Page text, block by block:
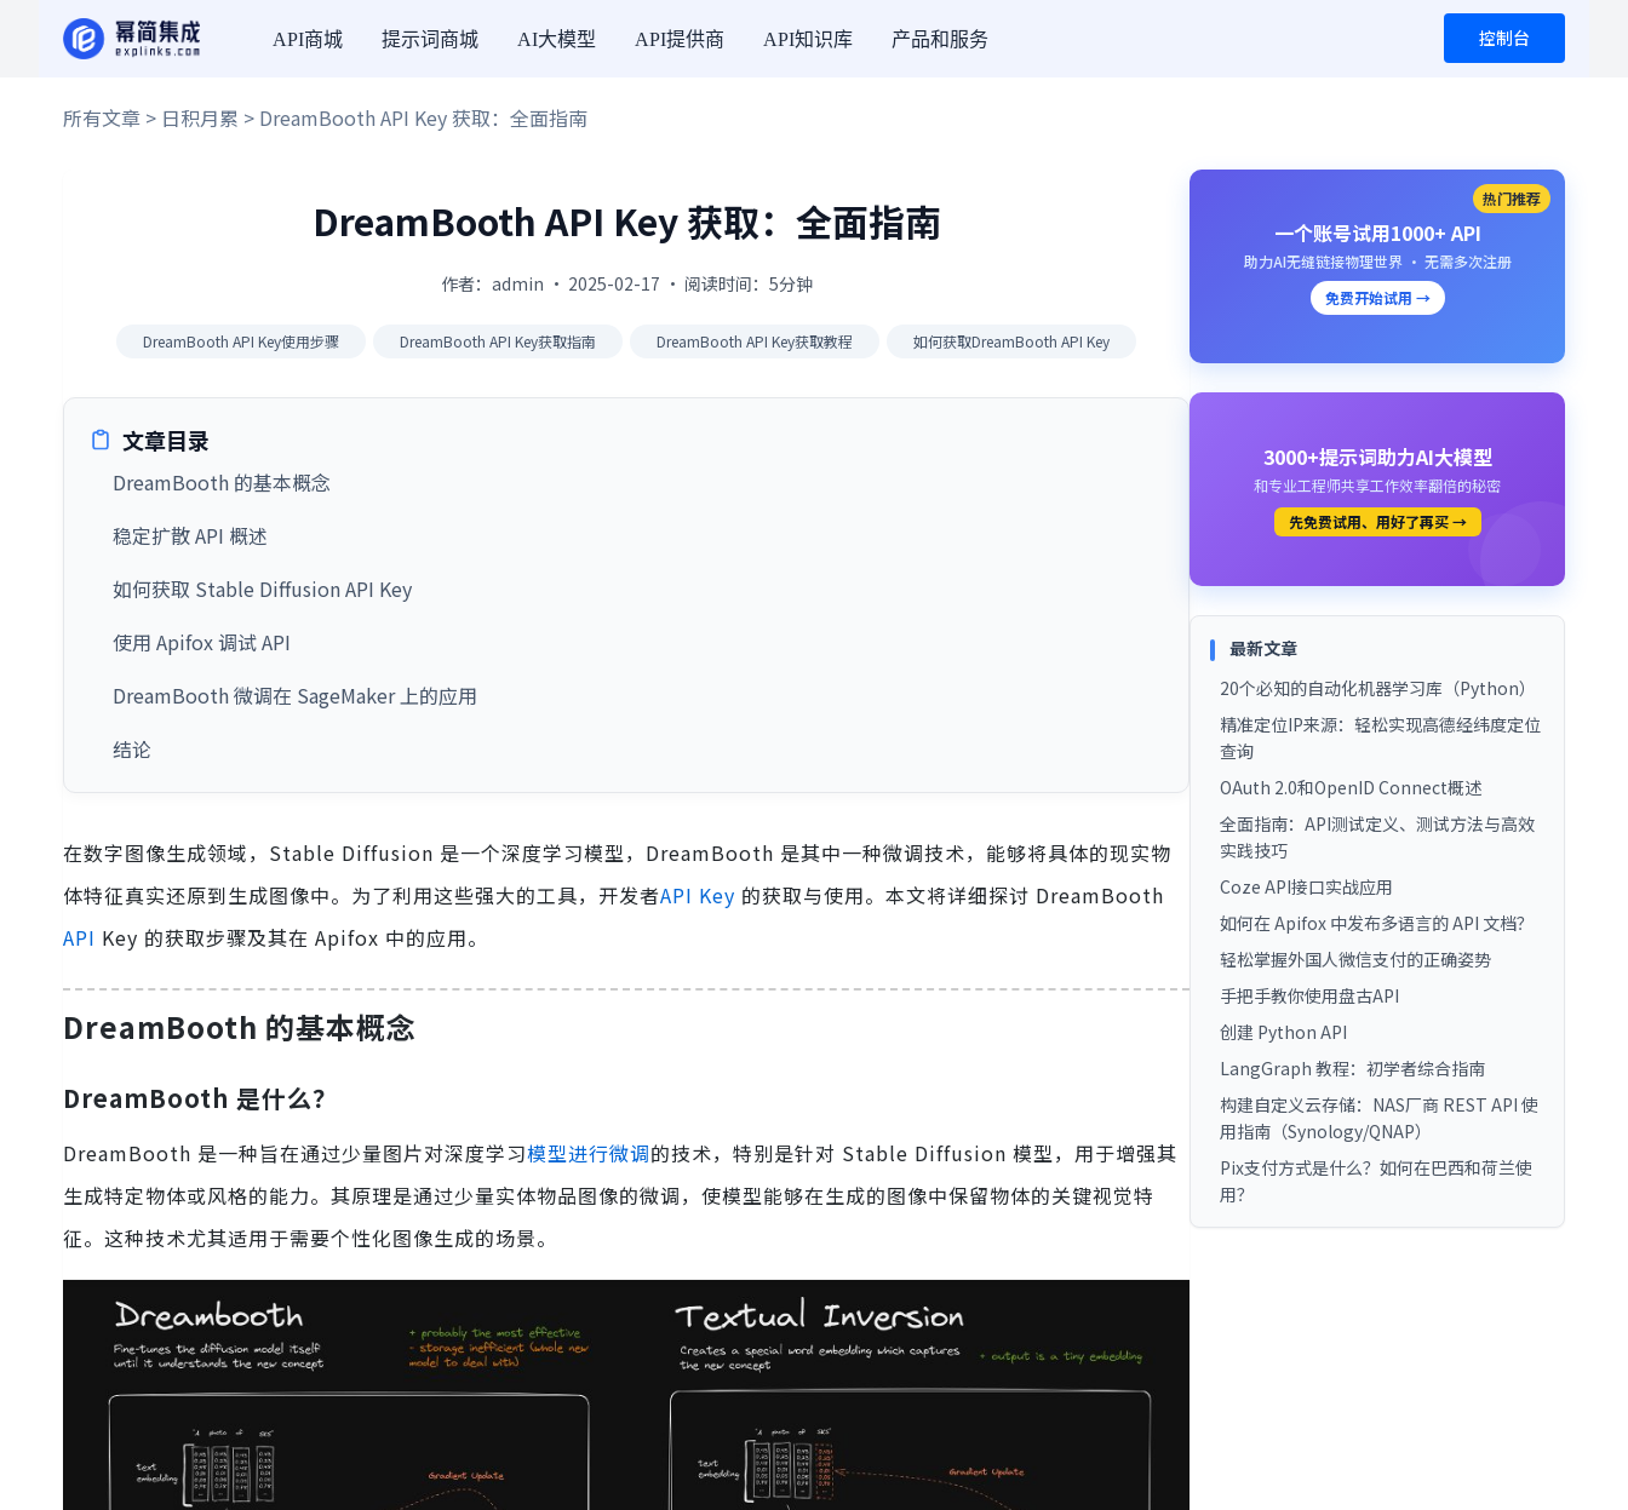
API商城 提示词商城 AI大模型 API提供商 API知识库 产品和服务 控制台
所有文章 > 日积月累 > DreamBooth API Key 获取：全面指南
DreamBooth API Key 获取：全面指南
作者：admin · 2025-02-17 · 阅读时间：5分钟
DreamBooth API Key使用步骤 DreamBooth API Key获取指南 DreamBooth API Key获取教程 如何获取DreamBooth API Key
文章目录
DreamBooth 的基本概念
稳定扩散 API 概述
如何获取 Stable Diffusion API Key
使用 Apifox 调试 API
DreamBooth 微调在 SageMaker 上的应用
结论
在数字图像生成领域，Stable Diffusion 是一个深度学习模型，DreamBooth 是其中一种微调技术，能够将具体的现实物
体特征真实还原到生成图像中。为了利用这些强大的工具，开发者API Key 的获取与使用。本文将详细探讨 DreamBooth
API Key 的获取步骤及其在 Apifox 中的应用。
DreamBooth 的基本概念
DreamBooth 是什么？
DreamBooth 是一种旨在通过少量图片对深度学习模型进行微调的技术，特别是针对 Stable Diffusion 模型，用于增强其
生成特定物体或风格的能力。其原理是通过少量实体物品图像的微调，使模型能够在生成的图像中保留物体的关键视觉特
征。这种技术尤其适用于需要个性化图像生成的场景。
热门推荐
一个账号试用1000+ API
助力AI无缝链接物理世界 · 无需多次注册
免费开始试用 →
3000+提示词助力AI大模型
和专业工程师共享工作效率翻倍的秘密
先免费试用、用好了再买 →
最新文章
20个必知的自动化机器学习库（Python）
精准定位IP来源：轻松实现高德经纬度定位
查询
OAuth 2.0和OpenID Connect概述
全面指南：API测试定义、测试方法与高效
实践技巧
Coze API接口实战应用
如何在 Apifox 中发布多语言的 API 文档？
轻松掌握外国人微信支付的正确姿势
手把手教你使用盘古API
创建 Python API
LangGraph 教程：初学者综合指南
构建自定义云存储：NAS厂商 REST API 使
用指南（Synology/QNAP）
Pix支付方式是什么？如何在巴西和荷兰使
用？